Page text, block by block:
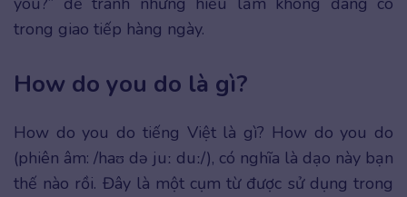
trong giao tiếp hàng ngày.
How do you do là gì?
How do you do tiếng Việt là gì? How do you do
(phiên âm: /haʊ də juː duː/), có nghĩa là dạo này bạn
thế nào rồi. Đây là một cụm từ được sử dụng trong